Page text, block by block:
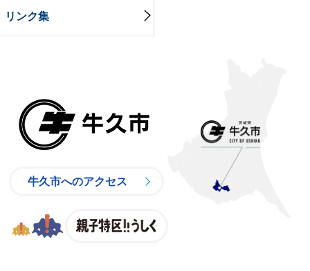
リンク集
牛久市へのアクセス